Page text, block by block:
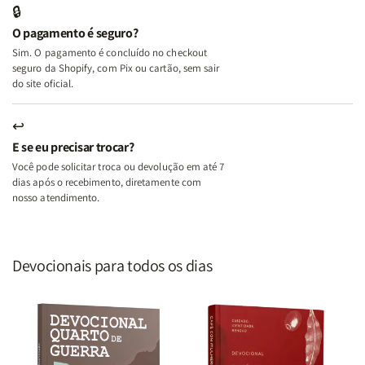
Lar
Lar
🔒
O pagamento é seguro?
Sim. O pagamento é concluído no checkout
seguro da Shopify, com Pix ou cartão, sem sair
do site oficial.
↩
E se eu precisar trocar?
Você pode solicitar troca ou devolução em até 7
dias após o recebimento, diretamente com
nosso atendimento.
Devocionais para todos os dias